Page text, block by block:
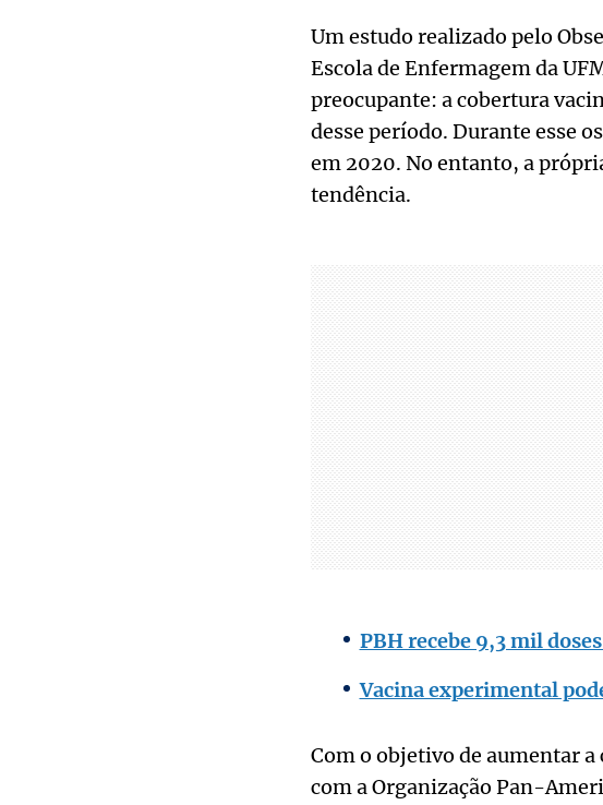
Um estudo realizado pelo
Escola de Enfermagem da
preocupante: a cobertura
desse período. Durante esse
em 2020. No entanto, a
tendência.
PBH recebe 9,3 mil
Vacina experimental
Com o objetivo de aumentar
com a Organização Pan-